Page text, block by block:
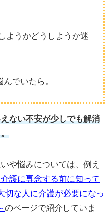
ようかどうしようか迷
でいたら。
ない不安が少しでも解消
や悩みについては、例え
護に専念する前に知って
切な人に介護が必要になっ
のページで紹介していま